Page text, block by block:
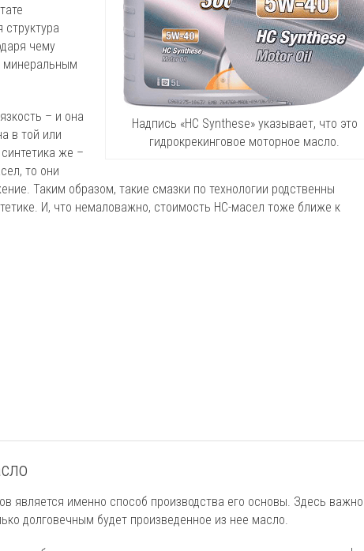
Надпись «HC Synthese» указывает, что это
гидрокрекинговое моторное масло.
структура
чему
минеральным
– и она
в той или
же –
то они
Таким образом, такие смазки по технологии родственны
И, что немаловажно, стоимость HC-масел тоже ближе к
является именно способ производства его основы. Здесь важно
долговечным будет произведенное из нее масло.